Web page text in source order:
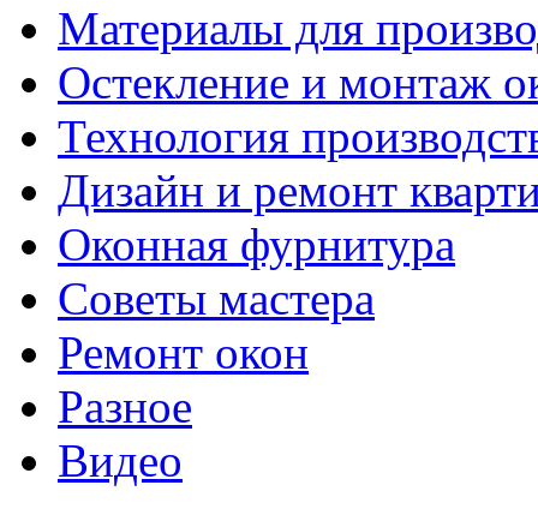
Материалы для
Остекление и монтаж
Технология
Дизайн и ремонт
Оконная фурнитура
Советы мастера
Ремонт окон
Разное
Видео